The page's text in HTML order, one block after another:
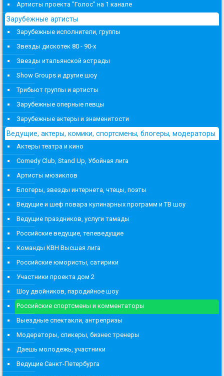
Артисты проекта "Голос" на 1 канале
Зарубежные артисты
Зарубежные исполнители, группы
Звезды дискотек 80 - 90-х
Звезды итальянской эстрады
Show Groups и другие шоу
Трибьют группы и артисты
Зарубежные оперные певцы
Зарубежные актеры и знаменитости
Ведущие, актеры, комики, спортсмены, блогеры, модераторы
Актеры театра и кино
Comedy Club, Stand Up, Убойная лига
Артисты мюзиклов
Блогеры, звезды интернета, чтецы, поэты
Ведущие и шеф повара кулинарных программ и ТВ шоу
Ведущие праздников, услуги тамады
Российские ведущие, телеведущие
Команды КВН Высшая лига
Российские юмористы, сатирики
Участники проекта дом 2
Шоу двойников, пародийное шоу
Российские спортсмены и комментаторы
Выездные спектакли, антрепризы
Модераторы, спикеры, бизнес тренеры
Даешь молодежь, участники
Ведущие Санкт-Петербурга